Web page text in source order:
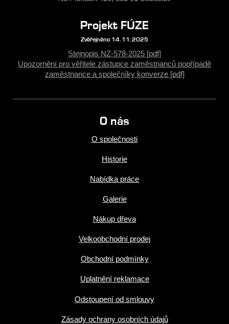
Projekt FÚZE
Zvěřejněno 14.11.2025
Stejnopis NZ-578-2025 [pdf]
Upozornění pro věřitele zástupce zaměstnanců popřípadě
zaměstnance a společníky konverze [pdf]
O nás
O společnosti
Historie
Nabídka práce
Galerie
Nákup dřeva
Velkoobchodní prodej
Obchodní podmínky
Uplatnění reklamace
Odstoupení od smlouvy
Zásady ochrany osobních údajů